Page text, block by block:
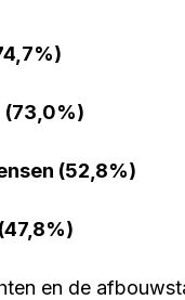
(73,0%)
(52,8%)
en de